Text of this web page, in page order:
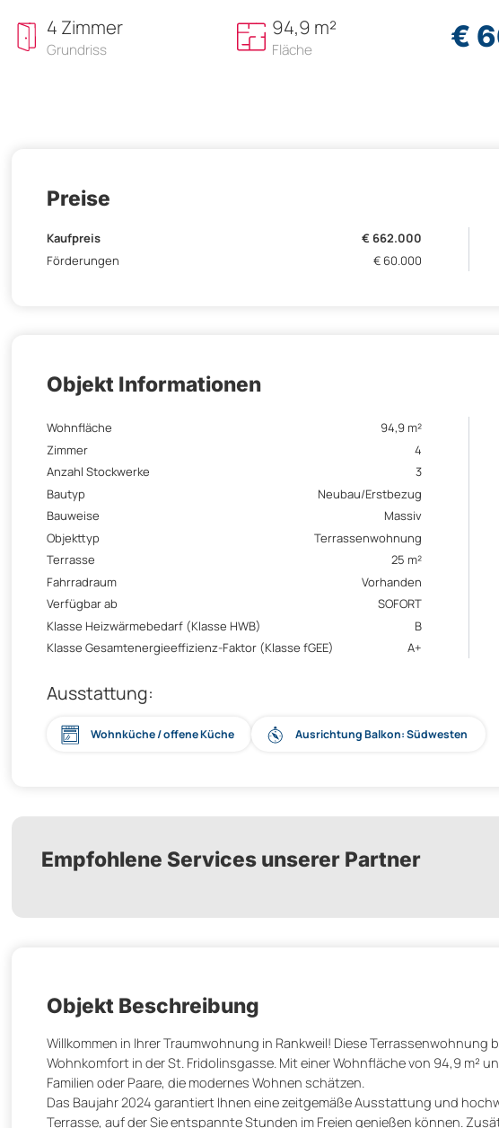
4 Zimmer
Grundriss
94,9 m²
Fläche €
Preise
Kaufpreis € 662.000
Förderungen
€ 60.000
Objekt Informationen
Wohnfläche 94,9 m²
Zimmer
4
Anzahl Stockwerke
3
Bautyp
Neubau/Erstbezug
Bauweise
Massiv
Objekttyp
Terrassenwohnung
Terrasse
25 m²
Fahrradraum
Vorhanden
Verfügbar ab
SOFORT
Klasse Heizwärmebedarf (Klasse HWB)
B
Klasse Gesamtenergieeffizienz-Faktor (Klasse fGEE)
A+
Ausstattung:
Wohnküche / offene Küche Ausrichtung Balkon: Südwesten
Empfohlene Services unserer Partner
Objekt Beschreibung
Willkommen in Ihrer Traumwohnung in Rankweil! Diese
Wohnkomfort in der St. Fridolinsgasse. Mit einer Wohnfläche von 94,9 m²
Familien oder Paare, die modernes Wohnen schätzen.
Das Baujahr 2024 garantiert Ihnen eine zeitgemäße Ausstattung und
Terrasse, auf der Sie entspannte Stunden im Freien genießen können.